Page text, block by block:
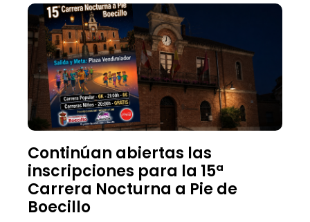
Continúan abiertas las
inscripciones para la 15ª
Carrera Nocturna a Pie de
Boecillo